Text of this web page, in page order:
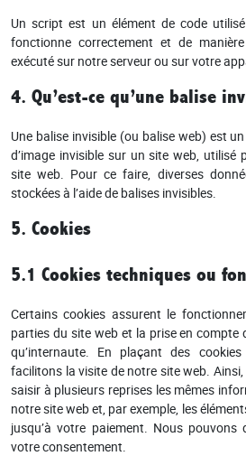
Un script est un élément de code
fonctionne correctement et de
exécuté sur notre serveur ou sur votre
4. Qu’est-ce qu’une balise
Une balise invisible (ou balise web) est
d’image invisible sur un site web,
site web. Pour ce faire, diverses
stockées à l’aide de balises invisibles.
5. Cookies
5.1 Cookies techniques ou
Certains cookies assurent le
parties du site web et la prise en compte
qu’internaute. En plaçant des
facilitons la visite de notre site web. Ainsi,
saisir à plusieurs reprises les mêmes
notre site web et, par exemple, les
jusqu’à votre paiement. Nous pouvons
votre consentement.